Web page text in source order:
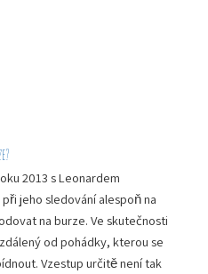
2013 s Leonardem
jeho sledování alespoň na
na burze. Ve skutečnosti
od pohádky, kterou se
Vzestup určitě není tak